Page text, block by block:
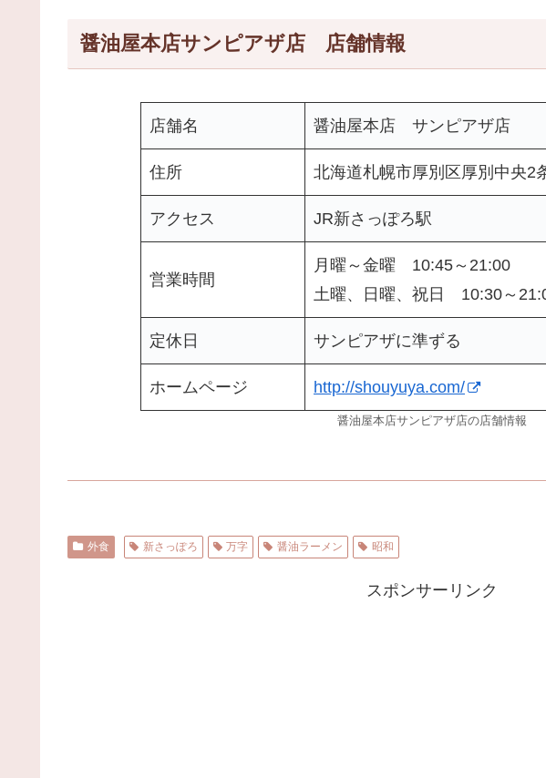
醤油屋本店サンピアザ店 店舗情報
店舗名 醤油屋本店 サンピアザ店
住所 北海道札幌市厚別区厚別中央2
アクセス JR新さっぽろ駅
営業時間
月曜～金曜 10:45～21:00
土曜、日曜、祝日 10:30～
定休日 サンピアザに準ずる
ホームページ http://shouyuya.com/
醤油屋本店サンピアザ店の店舗情報
外食 新さっぽろ 万字 醤油ラーメン 昭和
スポンサーリンク